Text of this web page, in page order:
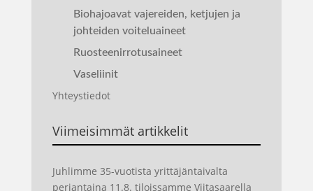
Biohajoavat vajereiden, ketjujen ja
johteiden voiteluaineet
Ruosteenirrotusaineet
Vaseliinit
Yhteystiedot
Viimeisimmät artikkelit
Juhlimme 35-vuotista yrittäjäntaivalta
perjantaina 11.8. tiloissamme Viitasaarella